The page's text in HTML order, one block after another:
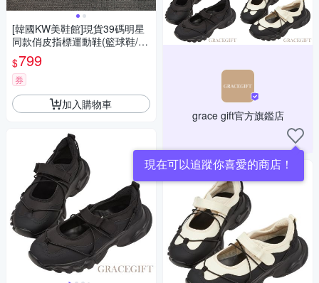
[韓國KW美鞋館]現貨39碼明星
同款俏皮指標運動鞋(籃球鞋/慢
跑鞋/運動鞋/休閒鞋)
$799
券
加入購物車
grace gift官方旗鑑店
現在可以追蹤你喜愛的商店！